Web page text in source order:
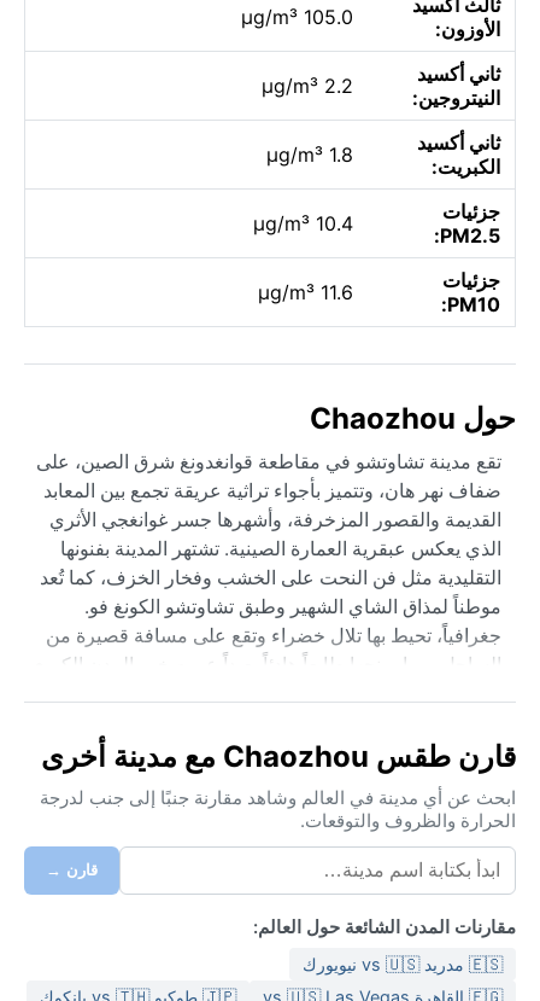
الأوزون:
105.0 µg/m³
ثاني أكسيد
النيتروجين:
2.2 µg/m³
ثاني أكسيد
الكبريت:
1.8 µg/m³
جزئيات
PM2.5:
10.4 µg/m³
جزئيات
PM10:
11.6 µg/m³
حول Chaozhou
تقع مدينة تشاوتشو في مقاطعة قوانغدونغ شرق الصين، على
ضفاف نهر هان، وتتميز بأجواء تراثية عريقة تجمع بين المعابد
القديمة والقصور المزخرفة، وأشهرها جسر غوانغجي الأثري
الذي يعكس عبقرية العمارة الصينية. تشتهر المدينة بفنونها
التقليدية مثل فن النحت على الخشب وفخار الخزف، كما تُعد
موطناً لمذاق الشاي الشهير وطبق تشاوتشو الكونغ فو.
جغرافياً، تحيط بها تلال خضراء وتقع على مسافة قصيرة من
الساحل، مما يمنحها طابعاً هادئاً بعيداً عن صخب المدن الكبرى.
مناخ تشاوتشو يُصنف ضمن المناخ شبه المداري الرطب مع
شتاء جاف (Cwa). الصيف حار ورطب جداً، إذ ترتفع درجات
الحرارة إلى منتصف الثلاثينات مئوية، وتكثر الأمطار الموسمية
الغزيرة خاصة بين مايو وسبتمبر. الشتاء معتدل وجاف، نادراً ما
تنخفض الحرارة عن ١٠ درجات مئوية، وتكون السماء صافية
غالباً. الرطوبة مرتفعة على مدار العام لكنها تبلغ ذروتها في
الصيف، لذا يُنصح بحزم ملابس خفيفة قطنية للصيف، وسترة
الأمطار المفاجئة.
أفضل وقت لزيارة تشاوتشو مناخياً هو الخريف (أكتوبر
قارن طقس Chaozhou مع مدينة أخرى
ابحث عن أي مدينة في العالم وشاهد مقارنة جنبًا إلى جنب لدرجة
الحرارة والظروف والتوقعات.
قارن →
مقارنات المدن الشائعة حول العالم:
🇪🇸 مدريد vs 🇺🇸 نيويورك
🇪🇬 القاهرة vs 🇺🇸 Las Vegas
🇯🇵 طوكيو vs 🇹🇭 بانكوك